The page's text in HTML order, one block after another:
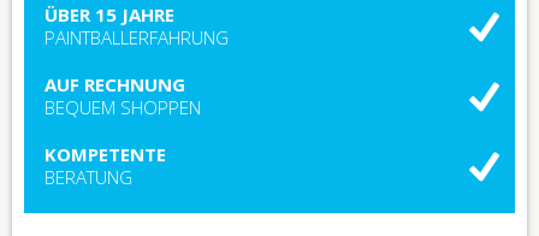
ÜBER 15 JAHRE
PAINTBALLERFAHRUNG
AUF RECHNUNG
BEQUEM SHOPPEN
KOMPETENTE
BERATUNG